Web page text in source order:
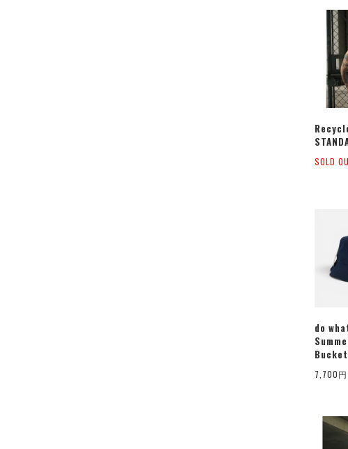
SOLD
do
7,700円